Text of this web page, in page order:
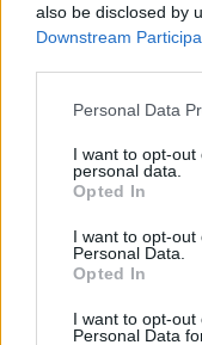
also be disclosed by
Downstream
Personal Data
I want to opt-
personal data.
Opted In
I want to opt-out
Personal Data.
Opted In
I want to opt-
Personal Data
Русия
продукти от